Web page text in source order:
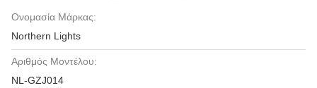
Ονομασία Μάρκας:
Northern Lights
Αριθμός Μοντέλου:
NL-GZJ014